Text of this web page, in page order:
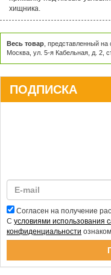
приманку под любые
Весь товар , представленный на
ПОДПИСКА
Согласен на получение
Сусловиями использования
конфиденциальности